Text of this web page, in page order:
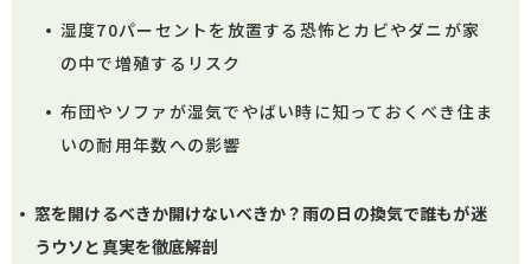
湿度70パーセントを放置する恐怖とカビやダニが家
の中で増殖するリスク
布団やソファが湿気でやばい時に知っておくべき住ま
いの耐用年数への影響
窓を開けるべきか開けないべきか？雨の日の換気で誰もが迷
うウソと真実を徹底解剖